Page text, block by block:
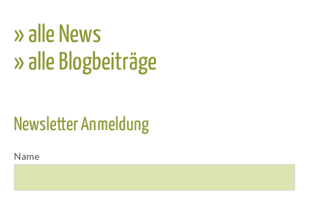
» alle News
» alle Blogbeiträge
Newsletter Anmeldung
Name